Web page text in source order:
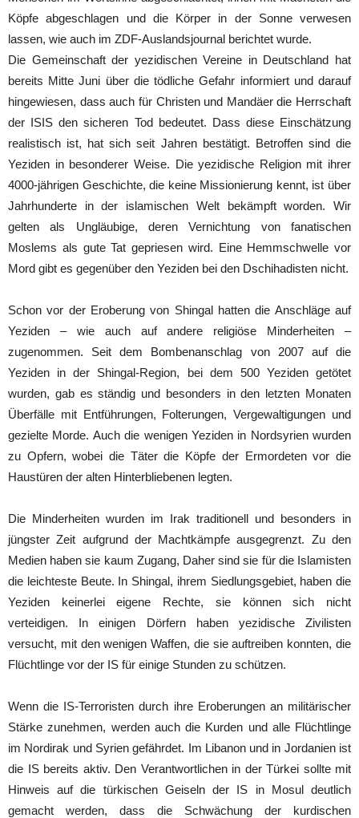
Köpfe abgeschlagen und die Körper in der Sonne verwesen
lassen, wie auch im ZDF-Auslandsjournal berichtet wurde.
Die Gemeinschaft der yezidischen Vereine in Deutschland hat
bereits Mitte Juni über die tödliche Gefahr informiert und darauf
hingewiesen, dass auch für Christen und Mandäer die Herrschaft
der ISIS den sicheren Tod bedeutet. Dass diese Einschätzung
realistisch ist, hat sich seit Jahren bestätigt. Betroffen sind die
Yeziden in besonderer Weise. Die yezidische Religion mit ihrer
4000-jährigen Geschichte, die keine Missionierung kennt, ist über
Jahrhunderte in der islamischen Welt bekämpft worden. Wir
gelten als Ungläubige, deren Vernichtung von fanatischen
Moslems als gute Tat gepriesen wird. Eine Hemmschwelle vor
Mord gibt es gegenüber den Yeziden bei den Dschihadisten nicht.
Schon vor der Eroberung von Shingal hatten die Anschläge auf
Yeziden – wie auch auf andere religiöse Minderheiten –
zugenommen. Seit dem Bombenanschlag von 2007 auf die
Yeziden in der Shingal-Region, bei dem 500 Yeziden getötet
wurden, gab es ständig und besonders in den letzten Monaten
Überfälle mit Entführungen, Folterungen, Vergewaltigungen und
gezielte Morde. Auch die wenigen Yeziden in Nordsyrien wurden
zu Opfern, wobei die Täter die Köpfe der Ermordeten vor die
Haustüren der alten Hinterbliebenen legten.
Die Minderheiten wurden im Irak traditionell und besonders in
jüngster Zeit aufgrund der Machtkämpfe ausgegrenzt. Zu den
Medien haben sie kaum Zugang, Daher sind sie für die Islamisten
die leichteste Beute. In Shingal, ihrem Siedlungsgebiet, haben die
Yeziden keinerlei eigene Rechte, sie können sich nicht
verteidigen. In einigen Dörfern haben yezidische Zivilisten
versucht, mit den wenigen Waffen, die sie auftreiben konnten, die
Flüchtlinge vor der IS für einige Stunden zu schützen.
Wenn die IS-Terroristen durch ihre Eroberungen an militärischer
Stärke zunehmen, werden auch die Kurden und alle Flüchtlinge
im Nordirak und Syrien gefährdet. Im Libanon und in Jordanien ist
die IS bereits aktiv. Den Verantwortlichen in der Türkei sollte mit
Hinweis auf die türkischen Geiseln der IS in Mosul deutlich
gemacht werden, dass die Schwächung der kurdischen